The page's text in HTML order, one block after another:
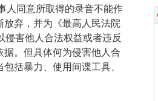
人同意所取得的录音不能作
弃，并为《最高人民法院
侵害他人合法权益或者违反
。但具体何为侵害他人合
括暴力、使用间谍工具、